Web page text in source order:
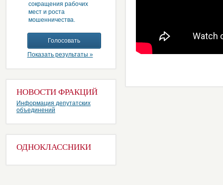
сокращения рабочих
мест и роста
мошенничества.
Показать результаты »
НОВОСТИ ФРАКЦИЙ
Информация депутатских
объединений
ОДНОКЛАССНИКИ